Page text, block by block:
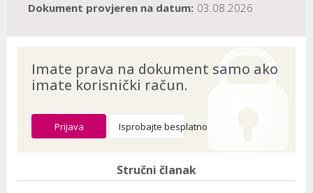
Dokument provjeren na datum: 03.08.2026
Imate prava na dokument samo ako
imate korisnički račun.
Prijava Isprobajte besplatno
Stručni članak